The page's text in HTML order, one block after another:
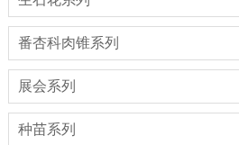
番杏科肉锥系列
展会系列
种苗系列